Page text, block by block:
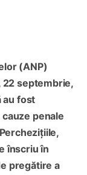
(ANP)
22 septembrie,
au fost
penale
înscriu în
pregătire a